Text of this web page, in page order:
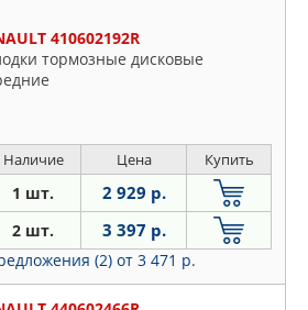
410602192R
тормозные дисковые
Наличие Цена Купить
1 шт. 2 929 р.
2 шт. 3 397 р.
(2) от 3 471 р.